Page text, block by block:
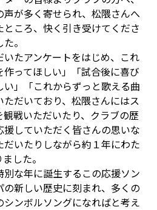
が多く寄せられ、松隈さんへ
ころ、快く引き受けてくださ
。
たアンケートをはじめ、これ
ってほしい」「試合後に喜び
」「これからずっと歌える曲
だいており、松隈さんにはス
戦いただいたり、クラブの歴
していただく皆さんの思いな
だいたりしながら約１年にわた
した。
な年に誕生するこの応援ソン
新しい歴史に刻まれ、多くの
ンボルソングになればと考え